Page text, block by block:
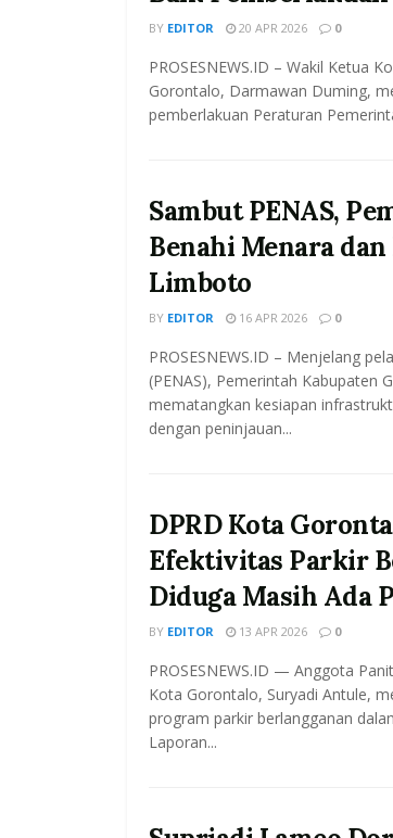
BY EDITOR 20 APR 2026 0
PROSESNEWS.ID – Wakil Ketua
Gorontalo, Darmawan Duming,
pemberlakuan Peraturan
Sambut PENAS,
Benahi Menara
Limboto
BY EDITOR 16 APR 2026 0
PROSESNEWS.ID – Menjelang
(PENAS), Pemerintah Kabupaten
mematangkan kesiapan
dengan peninjauan...
DPRD Kota
Efektivitas Parkir
Diduga Masih Ada
BY EDITOR 13 APR 2026 0
PROSESNEWS.ID — Anggota
Kota Gorontalo, Suryadi Antule,
program parkir berlangganan
Laporan...